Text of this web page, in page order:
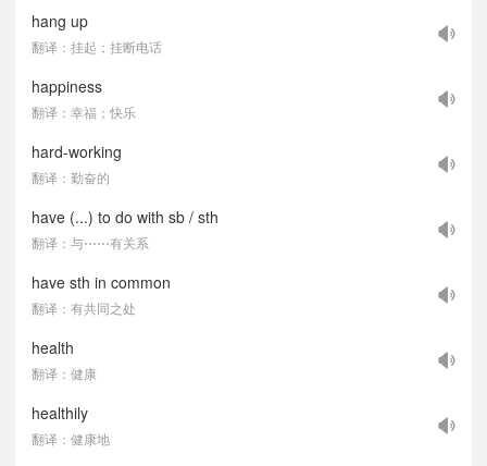
hang up
翻译：挂起；挂断电话
happiness
翻译：幸福；快乐
hard-working
翻译：勤奋的
have (...) to do with sb / sth
翻译：与⋯⋯有关系
have sth in common
翻译：有共同之处
health
翻译：健康
healthily
翻译：健康地